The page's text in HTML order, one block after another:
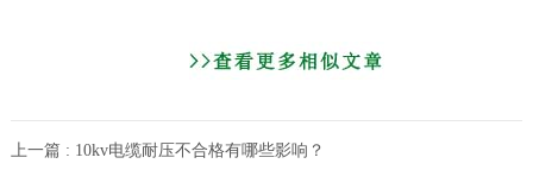
上一篇 : 10kv电缆耐压不合格有哪些影响？